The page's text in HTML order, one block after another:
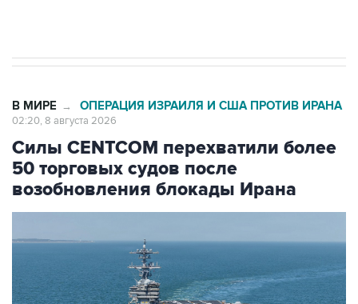
В МИРЕ → ОПЕРАЦИЯ ИЗРАИЛЯ И США ПРОТИВ ИРАНА
02:20, 8 августа 2026
Силы CENTCOM перехватили более
50 торговых судов после
возобновления блокады Ирана